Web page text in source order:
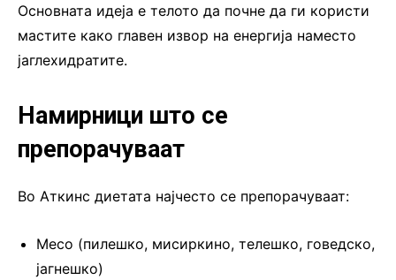
Основната идеја е телото да почне да ги користи
мастите како главен извор на енергија наместо
јаглехидратите.
Намирници што се
препорачуваат
Во Аткинс диетата најчесто се препорачуваат:
Месо (пилешко, мисиркино, телешко, говедско,
јагнешко)